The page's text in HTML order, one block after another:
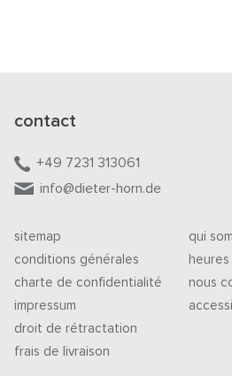
contact
+49 7231 313061
info@dieter-horn.de
sitemap
conditions générales
charte de confidentialité
impressum
droit de rétractation
frais de livraison
qui
nous